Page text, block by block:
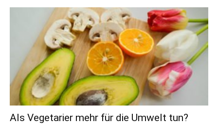
Als Vegetarier mehr für die Umwelt tun?